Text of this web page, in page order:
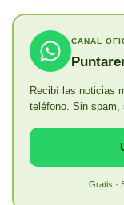
CANAL
Recibí las noticias
teléfono. Sin spam,
Gratis ·